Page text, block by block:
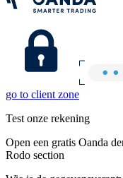
go to client zone
Test onze rekening
Open een gratis Oanda
Rodo section